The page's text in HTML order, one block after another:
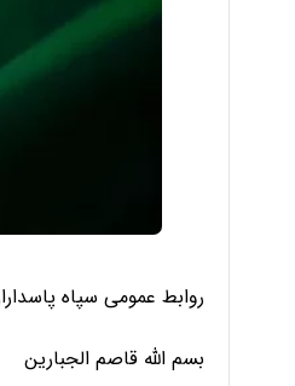
روابط عمومی سپاه
بسم الله قاصم الجبارین